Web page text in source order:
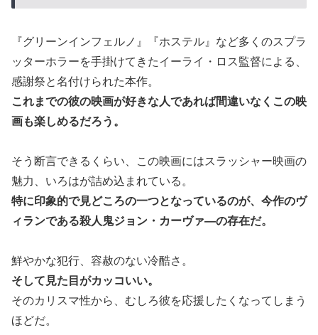
『グリーンインフェルノ』『ホステル』など多くのスプラ
ッターホラーを手掛けてきたイーライ・ロス監督による、
感謝祭と名付けられた本作。
これまでの彼の映画が好きな人であれば間違いなくこの映
画も楽しめるだろう。
そう断言できるくらい、この映画にはスラッシャー映画の
魅力、いろはが詰め込まれている。
特に印象的で見どころの一つとなっているのが、今作のヴ
ィランである殺人鬼ジョン・カーヴァ―の存在だ。
鮮やかな犯行、容赦のない冷酷さ。
そして見た目がカッコいい。
そのカリスマ性から、むしろ彼を応援したくなってしまう
ほどだ。